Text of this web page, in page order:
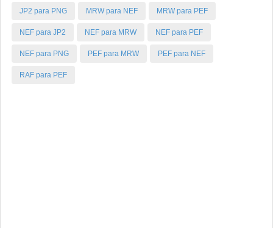
JP2 para PNG MRW para NEF MRW para PEF
NEF para JP2 NEF para MRW NEF para PEF
NEF para PNG PEF para MRW PEF para NEF
RAF para PEF